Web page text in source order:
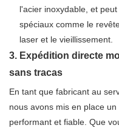
l'acier inoxydable, et
spéciaux comme le
laser et le vieillissement.
3. Expédition directe
sans tracas
En tant que fabricant au
nous avons mis en place
performant et fiable. Que